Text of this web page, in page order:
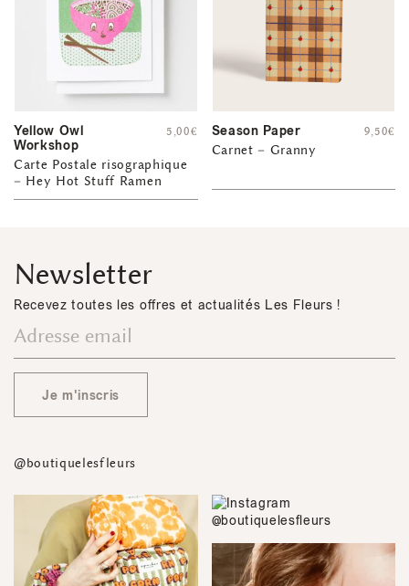
Yellow Owl
Workshop
Carte Postale risographique
– Hey Hot Stuff Ramen
5,00€ Season Paper
Carnet – Granny
9,50€
Newsletter
Recevez toutes les offres et actualités Les Fleurs !
Je m'inscris
@boutiquelesfleurs